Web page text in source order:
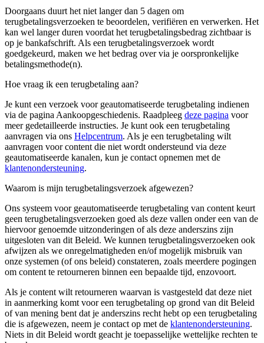
Doorgaans duurt het niet langer dan 5 dagen om
terugbetalingsverzoeken te beoordelen, verifiëren en verwerken. Het
kan wel langer duren voordat het terugbetalingsbedrag zichtbaar is
op je bankafschrift. Als een terugbetalingsverzoek wordt
goedgekeurd, maken we het bedrag over via je oorspronkelijke
betalingsmethode(n).
Hoe vraag ik een terugbetaling aan?
Je kunt een verzoek voor geautomatiseerde terugbetaling indienen
via de pagina Aankoopgeschiedenis. Raadpleeg deze pagina voor
meer gedetailleerde instructies. Je kunt ook een terugbetaling
aanvragen via ons Helpcentrum. Als je een terugbetaling wilt
aanvragen voor content die niet wordt ondersteund via deze
geautomatiseerde kanalen, kun je contact opnemen met de
klantenondersteuning.
Waarom is mijn terugbetalingsverzoek afgewezen?
Ons systeem voor geautomatiseerde terugbetaling van content keurt
geen terugbetalingsverzoeken goed als deze vallen onder een van de
hiervoor genoemde uitzonderingen of als deze anderszins zijn
uitgesloten van dit Beleid. We kunnen terugbetalingsverzoeken ook
afwijzen als we onregelmatigheden en/of mogelijk misbruik van
onze systemen (of ons beleid) constateren, zoals meerdere pogingen
om content te retourneren binnen een bepaalde tijd, enzovoort.
Als je content wilt retourneren waarvan is vastgesteld dat deze niet
in aanmerking komt voor een terugbetaling op grond van dit Beleid
of van mening bent dat je anderszins recht hebt op een terugbetaling
die is afgewezen, neem je contact op met de klantenondersteuning.
Niets in dit Beleid wordt geacht je toepasselijke wettelijke rechten te